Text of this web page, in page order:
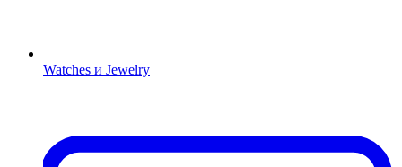
Watches и Jewelry